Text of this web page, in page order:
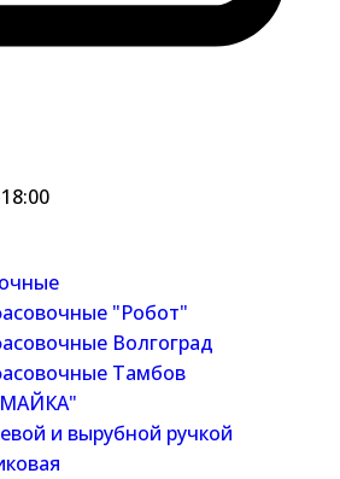
"Робот"
Волгоград
Тамбов
и вырубной ручкой